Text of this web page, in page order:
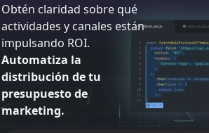
Obtén claridad sobre qué
actividades y canales están
impulsando ROI.
Automatiza la
distribución de tu
presupuesto de
marketing.